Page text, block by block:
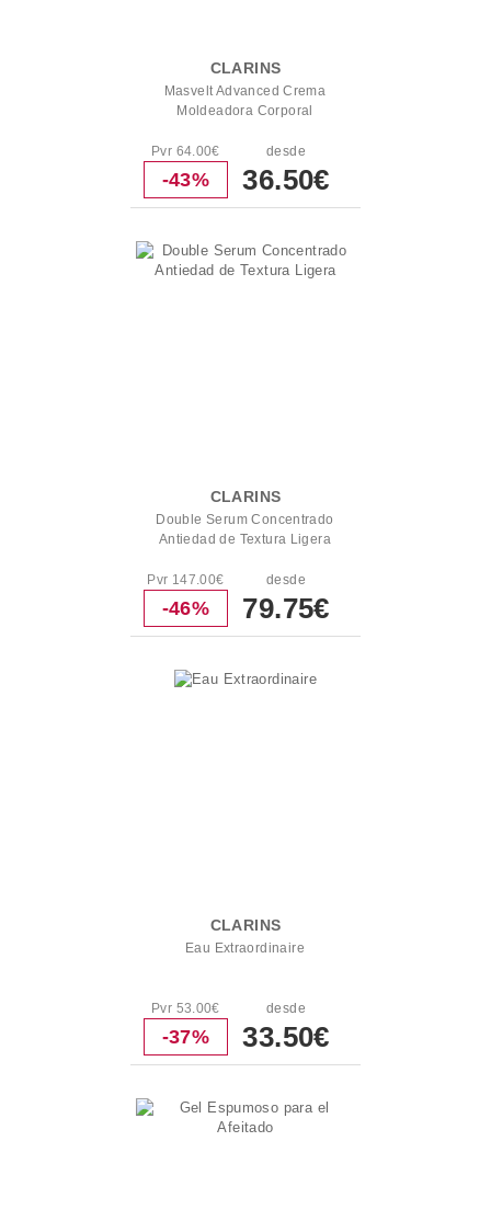
CLARINS
Masvelt Advanced Crema
Moldeadora Corporal
Pvr 64.00€
-43%
desde
36.50€
CLARINS
Double Serum Concentrado
Antiedad de Textura Ligera
Pvr 147.00€
-46%
desde
79.75€
CLARINS
Eau Extraordinaire
Pvr 53.00€
-37%
desde
33.50€